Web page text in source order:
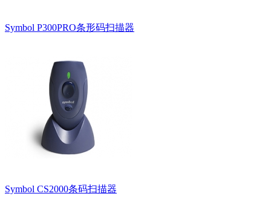
Symbol P300PRO条形码扫描器
Symbol CS2000条码扫描器